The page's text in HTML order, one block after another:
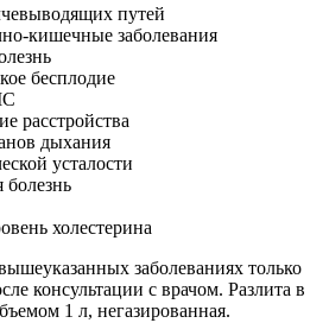
путей
кишечные заболевания
бесплодие
расстройства
дыхания
усталости
болезнь
холестерина
заболеваниях только
консультации с врачом. Разлита в
1 л, негазированная.